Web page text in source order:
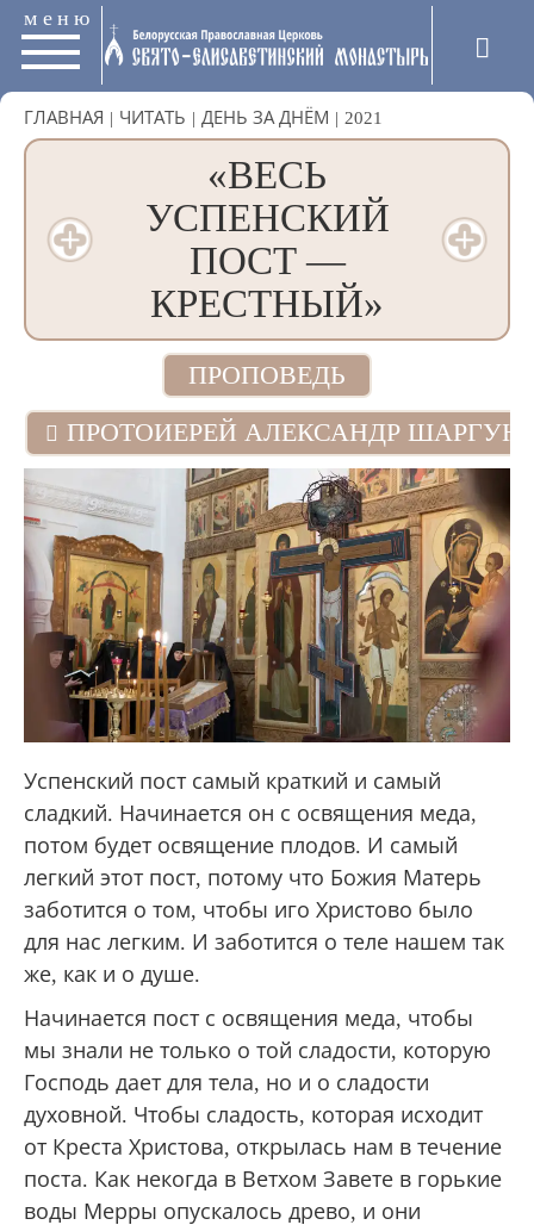
меню
ГЛАВНАЯ | ЧИТАТЬ | ДЕНЬ ЗА ДНЁМ | 2021
«ВЕСЬ
УСПЕНСКИЙ
ПОСТ —
КРЕСТНЫЙ»
ПРОПОВЕДЬ
ПРОТОИЕРЕЙ АЛЕКСАНДР
Успенский пост самый краткий и самый
сладкий. Начинается он с освящения меда,
потом будет освящение плодов. И самый
легкий этот пост, потому что Божия Матерь
заботится о том, чтобы иго Христово было
для нас легким. И заботится о теле нашем так
же, как и о душе.
Начинается пост с освящения меда, чтобы
мы знали не только о той сладости, которую
Господь дает для тела, но и о сладости
духовной. Чтобы сладость, которая исходит
от Креста Христова, открылась нам в течение
поста. Как некогда в Ветхом Завете в горькие
воды Мерры опускалось древо, и они